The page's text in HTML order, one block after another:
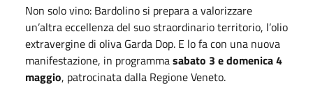
Non solo vino: Bardolino si prepara a valorizzare
un’altra eccellenza del suo straordinario territorio, l’olio
extravergine di oliva Garda Dop. E lo fa con una nuova
manifestazione, in programmasabato 3 edomenica 4
maggio, patrocinata dalla Regione Veneto.